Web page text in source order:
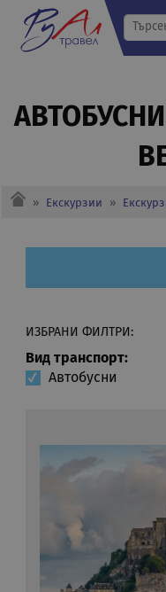
» Екскурзии »
ИЗБРАНИ ФИЛТРИ:
Вид транспорт:
Автобусни